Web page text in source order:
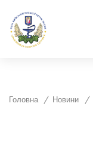
Головна Новини